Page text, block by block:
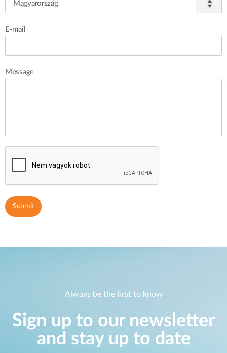
E-mail
Message
Always be the first to know
Sign up to our newsletter
and stay up to date